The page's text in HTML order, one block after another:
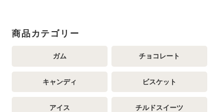
商品カテゴリー
ガム チョコレート
キャンディ ビスケット
アイス チルドスイーツ